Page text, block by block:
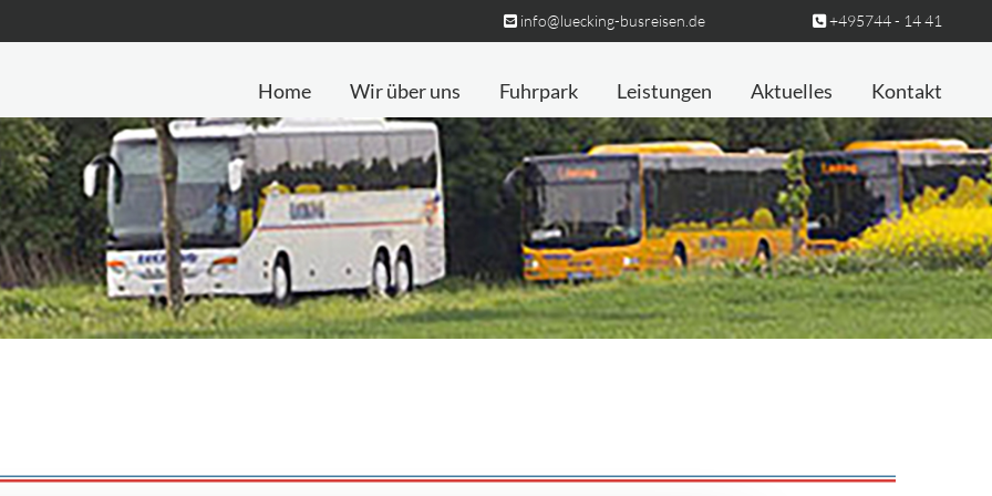
 info@luecking-busreisen.de  +495744 - 14 41
Home Wir über uns Fuhrpark Leistungen Aktuelles Kontakt